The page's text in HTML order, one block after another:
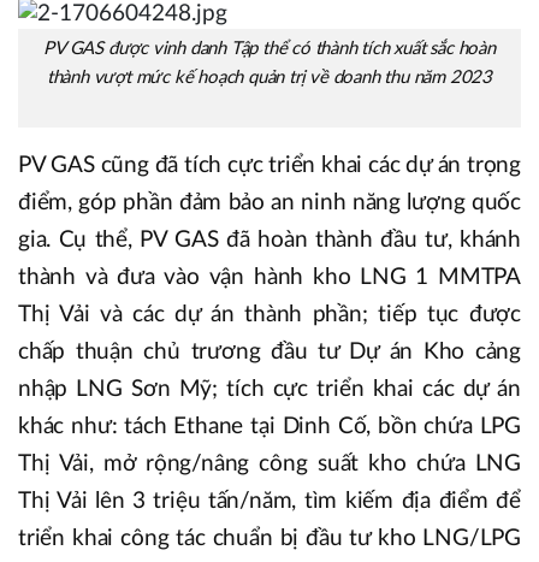
PV GAS được vinh danh Tập thể có thành tích xuất sắc hoàn
thành vượt mức kế hoạch quản trị về doanh thu năm 2023
PV GAS cũng đã tích cực triển khai các dự án trọng
điểm, góp phần đảm bảo an ninh năng lượng quốc
gia. Cụ thể, PV GAS đã hoàn thành đầu tư, khánh
thành và đưa vào vận hành kho LNG 1 MMTPA
Thị Vải và các dự án thành phần; tiếp tục được
chấp thuận chủ trương đầu tư Dự án Kho cảng
nhập LNG Sơn Mỹ; tích cực triển khai các dự án
khác như: tách Ethane tại Dinh Cố, bồn chứa LPG
Thị Vải, mở rộng/nâng công suất kho chứa LNG
Thị Vải lên 3 triệu tấn/năm, tìm kiếm địa điểm để
triển khai công tác chuẩn bị đầu tư kho LNG/LPG